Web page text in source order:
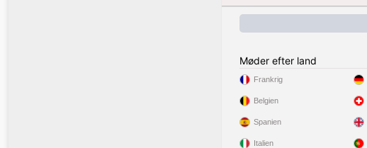
Møder efter land
Frankrig
Belgien
Spanien
Italien